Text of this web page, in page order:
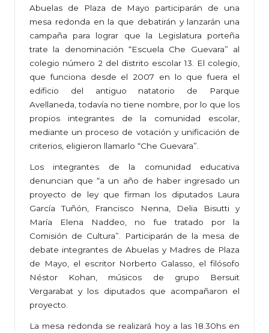
Abuelas de Plaza de Mayo participarán de una
mesa redonda en la que debatirán y lanzarán una
campaña para lograr que la Legislatura porteña
trate la denominación “Escuela Che Guevara” al
colegio número 2 del distrito escolar 13. El colegio,
que funciona desde el 2007 en lo que fuera el
edificio del antiguo natatorio de Parque
Avellaneda, todavía no tiene nombre, por lo que los
propios integrantes de la comunidad escolar,
mediante un proceso de votación y unificación de
criterios, eligieron llamarlo “Che Guevara”.
Los integrantes de la comunidad educativa
denuncian que “a un año de haber ingresado un
proyecto de ley que firman los diputados Laura
García Tuñón, Francisco Nenna, Delia Bisutti y
María Elena Naddeo, no fue tratado por la
Comisión de Cultura”. Participarán de la mesa de
debate integrantes de Abuelas y Madres de Plaza
de Mayo, el escritor Norberto Galasso, el filósofo
Néstor Kohan, músicos de grupo Bersuit
Vergarabat y los diputados que acompañaron el
proyecto.
La mesa redonda se realizará hoy a las 18.30hs en